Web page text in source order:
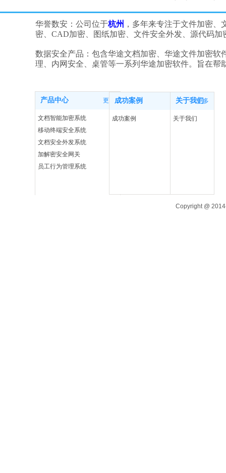
华誉数安：公司位于杭州 ，多年来专注于文件加密
密、CAD加密、图纸加密、文件安全外发、源代码
数据安全产品：包含华途文档加密、华途文件加密
理、内网安全、桌管等一系列华途加密软件。旨在
产品中心 更多
文档智能加密系统
移动终端安全系统
文档安全外发系统
加解密安全网关
员工行为管理系统
成功案例 更多
成功案例
关于我们
更多
关于我们
Copyright @